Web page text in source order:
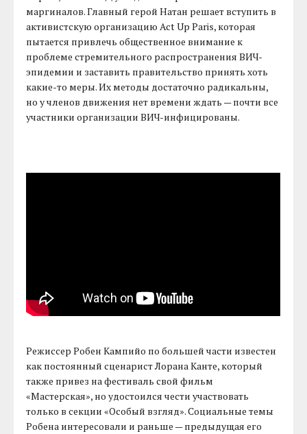
маргиналов. Главный герой Натан решает вступить в
активистскую организацию Act Up Paris, которая
пытается привлечь общественное внимание к
проблеме стремительного распространения ВИЧ-
эпидемии и заставить правительство принять хоть
какие-то меры. Их методы достаточно радикальны,
но у членов движения нет времени ждать — почти все
участники организации ВИЧ-инфицированы.
Режиссер Робен Кампийо по большей части известен
как постоянный сценарист Лорана Канте, который
также привез на фестиваль свой фильм
«Мастерская», но удостоился чести участвовать
только в секции «Особый взгляд». Социальные темы
Робена интересовали и раньше — предыдущая его